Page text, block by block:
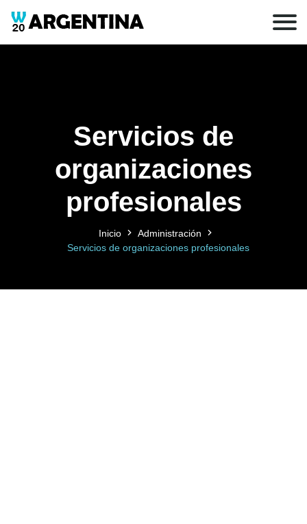
Servicios de
organizaciones
profesionales
Inicio
Administración
Servicios de organizaciones profesionales